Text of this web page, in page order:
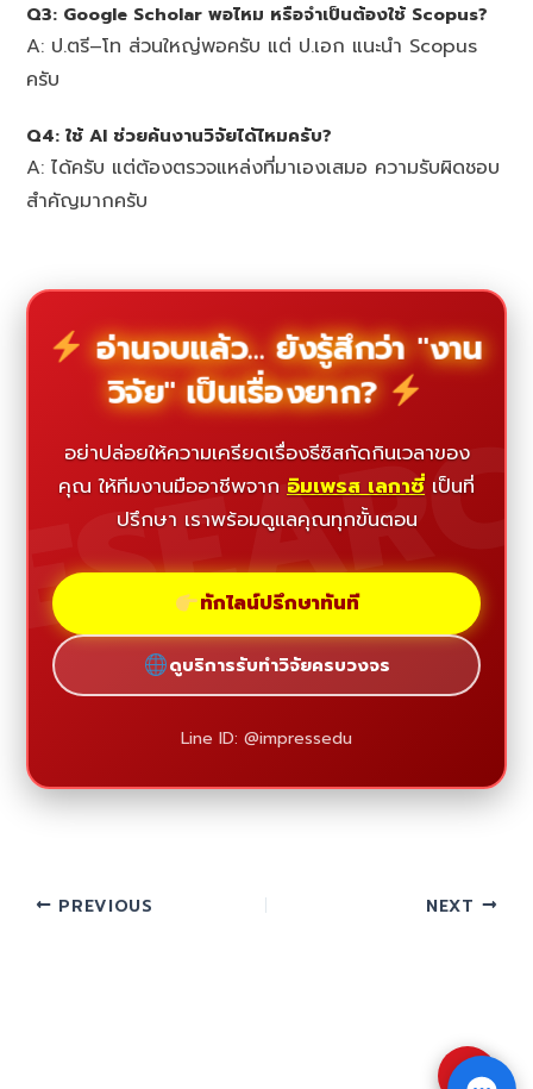
Q3: Google Scholar พอไหม หรือจำเป็นต้องใช้ Scopus?
A: ป.ตรี–โท ส่วนใหญ่พอครับ แต่ ป.เอก แนะนำ Scopus
ครับ
Q4: ใช้ AI ช่วยค้นงานวิจัยได้ไหมครับ?
A: ได้ครับ แต่ต้องตรวจแหล่งที่มาเองเสมอ ความรับผิดชอบ
สำคัญมากครับ
อ่านจบแล้ว... ยังรู้สึกว่า "งาน
วิจัย" เป็นเรื่องยาก?
อย่าปล่อยให้ความเครียดเรื่องธีซิสกัดกินเวลาของ
คุณ ให้ทีมงานมืออาชีพจาก อิมเพรส เลกาซี่ เป็นที่
ปรึกษา เราพร้อมดูแลคุณทุกขั้นตอน
ทักไลน์ปรึกษาทันที
ดูบริการรับทำวิจัยครบวงจร
Line ID: @impressedu
PREVIOUS NEXT
⇧